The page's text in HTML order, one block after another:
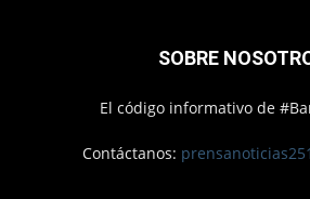
SOBRE
El código informativo de
Contáctanos: